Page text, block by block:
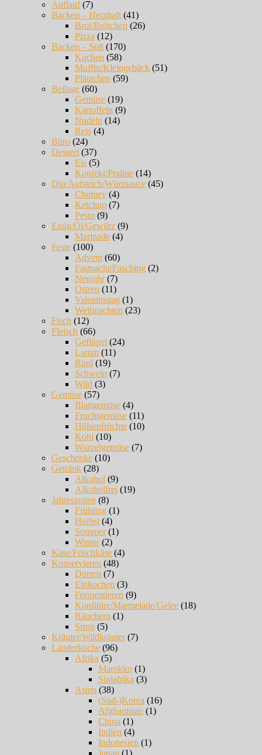
Auflauf(7)
Backen – Herzhaft (41)
Brot/Brötchen (26)
Pizza (12)
Backen – Süß (170)
Kuchen (58)
Muffin/Kleingebäck (51)
Plätzchen (59)
Beilage (60)
Gemüse (19)
Kartoffeln (9)
Nudeln (14)
Reis (4)
Büro (24)
Dessert (37)
Eis (5)
Konfekt/Praline (14)
Dip/Aufstrich/Würzsauce (45)
Chutney (4)
Ketchup (7)
Pesto (9)
Essig/Öl/Gewürz (9)
Marinade (4)
Feste (100)
Advent (60)
Fastnacht/Fasching (2)
Neujahr(7)
Ostern (11)
Valentinstag (1)
Weihnachten (23)
Fisch (12)
Fleisch (66)
Geflügel (24)
Lamm (11)
Rind (19)
Schwein (7)
Wild (3)
Gemüse (57)
Blattgemüse (4)
Fruchtgemüse (11)
Hülsenfrüchte (10)
Kohl (10)
Wurzelgemüse (7)
Geschenke (10)
Getränk (28)
Alkohol (9)
Alkoholfrei (19)
Jahreszeiten (8)
Frühling (1)
Herbst (4)
Sommer(1)
Winter(2)
Käse/Frischkäse (4)
Konservieren (48)
Dörren (7)
Einkochen (3)
Fermentieren (9)
Konfitüre/Marmelade/Gelee (18)
Räuchern (1)
Sirup (5)
Kräuter/Wildkräuter(7)
Länderküche (96)
Afrika (5)
Marokko (1)
Südafrika (3)
Asien (38)
(Süd-)Korea (16)
Afghanistan (1)
China (1)
Indien (4)
Indonesien (1)
Japan (1)